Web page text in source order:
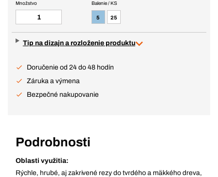
Balenie / KS
5 25
Množstvo
Tip na dizajn a rozloženie produktu
Doručenie od 24 do 48 hodín
Záruka a výmena
Bezpečné nakupovanie
Podrobnosti
Oblasti využitia:
Rýchle, hrubé, aj zakrivené rezy do tvrdého a mäkkého dreva,